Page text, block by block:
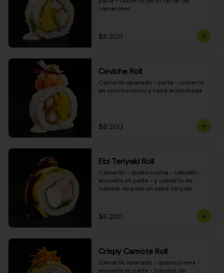
camarones
$8.200
Ceviche Roll
Camarón apanado - palta - cubierto
en ceviche mixto y salsa acevichada
$8.200
Ebi Teriyaki Roll
Camarón - queso crema - cebollín -
envuelto en palta - y cubierto de
cubitos de pollo en salsa teriyaki
$8.200
Crispy Camote Roll
Camarón apanado - queso crema -
envuelto en palta - topping de